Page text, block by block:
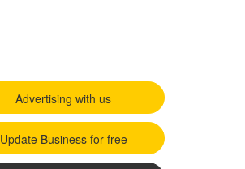
Advertising with us
Update Business for free